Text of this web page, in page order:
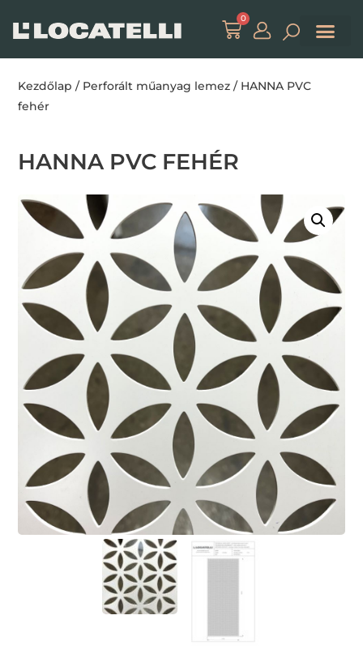
0
Kezdőlap / Perforált műanyag lemez / HANNA PVC
fehér
HANNA PVC FEHÉR